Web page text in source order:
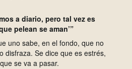
a diario, pero tal vez es
pelean se aman’”
uno sabe, en el fondo, que no
disfraza. Se dice que es estrés,
se va a pasar.